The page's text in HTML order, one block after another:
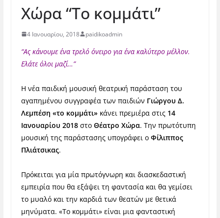
Χώρα “Το κομμάτι”
4 Ιανουαρίου, 2018 paidikoadmin
“Ας κάνουμε ένα τρελό όνειρο για ένα καλύτερο μέλλον.
Ελάτε όλοι μαζί…”
Η νέα παιδική μουσική θεατρική παράσταση του
αγαπημένου συγγραφέα των παιδιών Γιώργου Δ.
Λεμπέση «το κομμάτι» κάνει πρεμιέρα στις 14
Ιανουαρίου 2018στο Θέατρο Χώρα. Την πρωτότυπη
μουσική της παράστασης υπογράφει o Φίλιππος
Πλιάτσικας.
Πρόκειται για μία πρωτόγνωρη και διασκεδαστική
εμπειρία που θα εξάψει τη φαντασία και θα γεμίσει
το μυαλό και την καρδιά των θεατών με θετικά
μηνύματα. «Το κομμάτι» είναι μια φανταστική